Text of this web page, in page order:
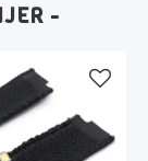
-
Lägg